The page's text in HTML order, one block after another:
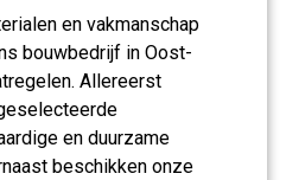
en vakmanschap
bouwbedrijf in Oost-
Allereerst
en duurzame
beschikken onze